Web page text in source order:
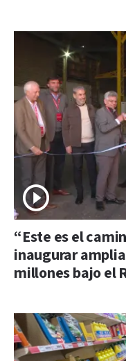
“Este es el
inaugurar
millones bajo el